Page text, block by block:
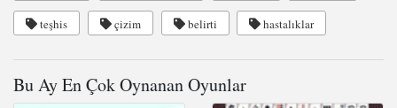
teşhis çizim belirti hastalıklar
Bu Ay En Çok Oynanan Oyunlar